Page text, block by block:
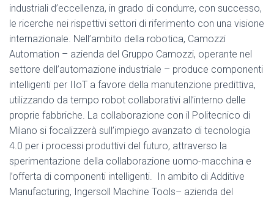
industriali d’eccellenza, in grado di condurre, con successo,
le ricerche nei rispettivi settori di riferimento con una visione
internazionale. Nell’ambito della robotica, Camozzi
Automation – azienda del Gruppo Camozzi, operante nel
settore dell’automazione industriale – produce componenti
intelligenti per IIoT a favore della manutenzione predittiva,
utilizzando da tempo robot collaborativi all’interno delle
proprie fabbriche. La collaborazione con il Politecnico di
Milano si focalizzerà sull’impiego avanzato di tecnologia
4.0 per i processi produttivi del futuro, attraverso la
sperimentazione della collaborazione uomo-macchina e
l’offerta di componenti intelligenti. In ambito di Additive
Manufacturing, Ingersoll Machine Tools– azienda del